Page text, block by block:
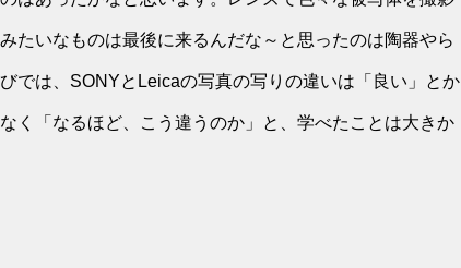
たいなものは最後に来るんだな～と思ったのは陶器やら
では、SONYとLeicaの写真の写りの違いは「良い」とか
く「なるほど、こう違うのか」と、学べたことは大きか